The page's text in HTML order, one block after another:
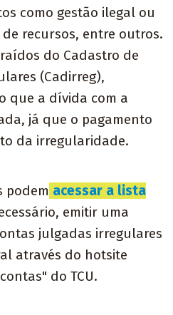
como gestão ilegal ou
recursos, entre outros.
do Cadastro de
(Cadirreg),
que a dívida com a
já que o pagamento
da irregularidade.
podem acessar a lista
emitir uma
julgadas irregulares
através do hotsite
do TCU.